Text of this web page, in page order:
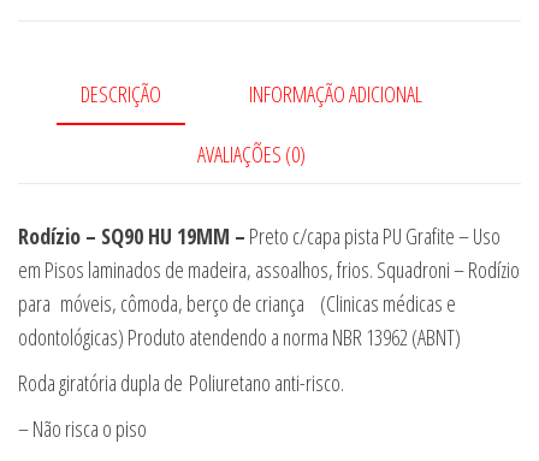
DESCRIÇÃO INFORMAÇÃO ADICIONAL
AVALIAÇÕES (0)
Rodízio – SQ90 HU 19MM – Preto c/capa pista PU Grafite – Uso
em Pisos laminados de madeira, assoalhos, frios. Squadroni – Rodízio
para móveis, cômoda, berço de criança (Clinicas médicas e
odontológicas) Produto atendendo a norma NBR 13962 (ABNT)
Roda giratória dupla de Poliuretano anti-risco.
– Não risca o piso